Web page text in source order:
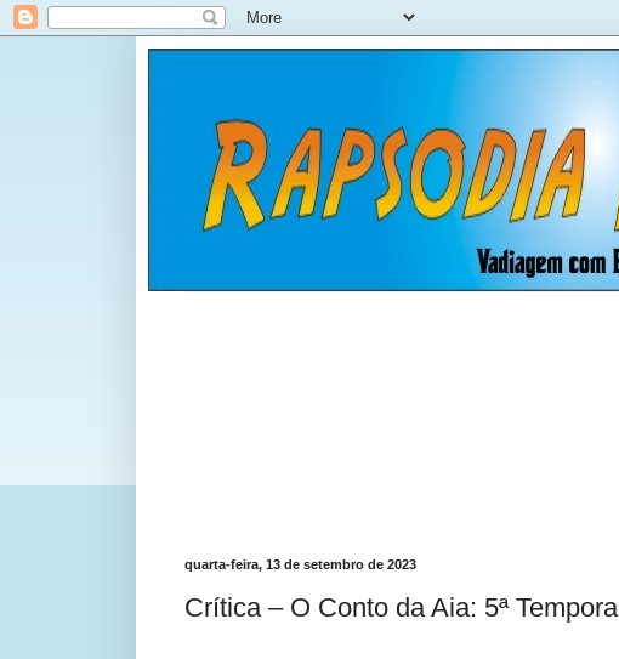
quarta-feira, 13 de setembro de 2023
Crítica – O Conto da Aia: 5ª